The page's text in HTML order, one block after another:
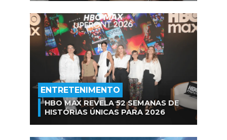
ENTRETENIMENTO
HBO MAX REVELA 52 SEMANAS DE
HISTÓRIAS ÚNICAS PARA 2026